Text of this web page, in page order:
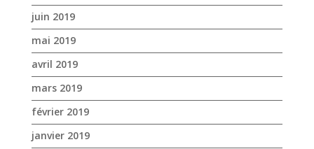
juin 2019
mai 2019
avril 2019
mars 2019
février 2019
janvier 2019